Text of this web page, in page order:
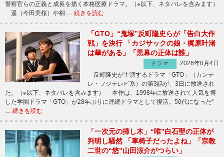
警察官らの正義と成長を描く本格医療ドラマ。（※以下、ネタバレを含みます）
遥（今田美桜）や桐 … 続きを読む
「GTO」“鬼塚”反町隆史らが「告白大作
戦」を決行 「カジサックの娘・梶原叶渚
は華がある」「黒幕の正体は誰」
ドラマ
2026年8月4日
反町隆史が主演するドラマ「GTO」（カンテ
レ・フジテレビ系）の第3話が、3日に放送され
た。（※以下、ネタバレを含みます） 本作は、1998年に放送されて人気を博
した学園ドラマ「GTO」が28年ぶりに連続ドラマとして復活。50代になった“
… 続きを読む
「一次元の挿し木」“唯”白石聖の正体が
判明し騒然 「車椅子だったよね」「宗教
二世の“悠”山田涼介がつらい」